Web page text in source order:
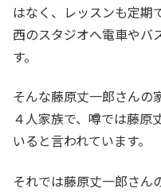
はなく、レッスンも定期
西のスタジオへ電車やバ
す。
そんな藤原丈一郎さんの
４人家族で、噂では藤原
いると言われています。
それでは藤原丈一郎さん